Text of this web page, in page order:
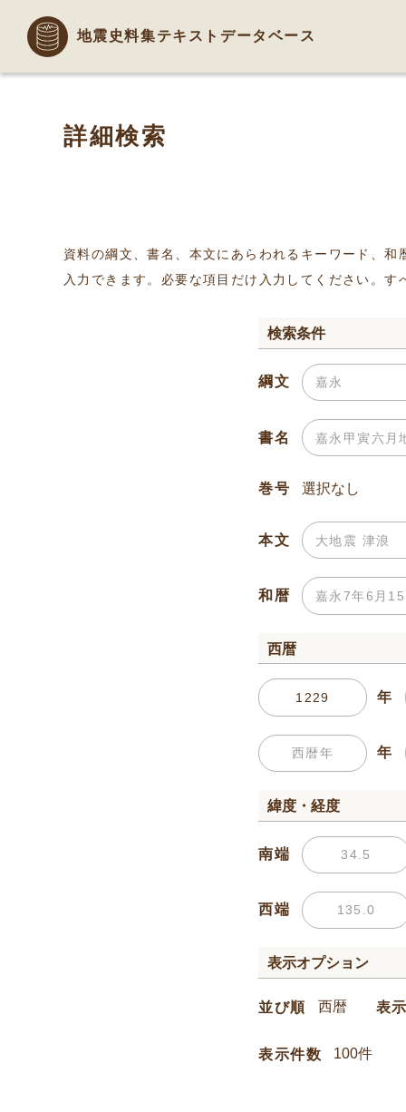
地震史料集テキストデータベース
詳細検索
資料の綱文、書名、本文にあらわれるキーワード、
入力できます。必要な項目だけ入力してください。
検索条件
綱文
書名
巻号
本文
和暦
西暦
年
年
緯度・経度
南端
西端
表示オプション
並び順 表
表示件数